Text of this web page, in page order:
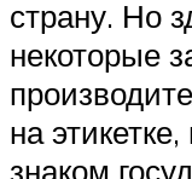
страну. Но
некоторые
на
знаком